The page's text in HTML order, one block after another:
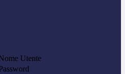
Utente